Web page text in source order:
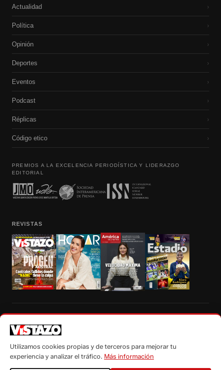
Actualidad ›
Política ›
Opinión ›
Deportes ›
Eventos ›
Podcast ›
Réplicas ›
Código etico ›
PREMIOS A LA EXCELENCIA PERIODÍSTICA Y LIDERAZGO
EDITORIAL
REVISTAS
autorización escrita de su titular, de todos los contenidos de Vistazo.com.
Utilizamos cookies propias y de terceros para mejorar tu
experiencia y analizar el tráfico. Más información